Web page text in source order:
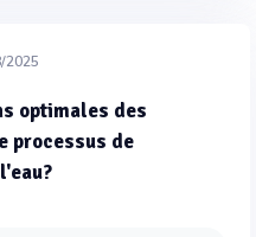
2025
optimales des
processus de